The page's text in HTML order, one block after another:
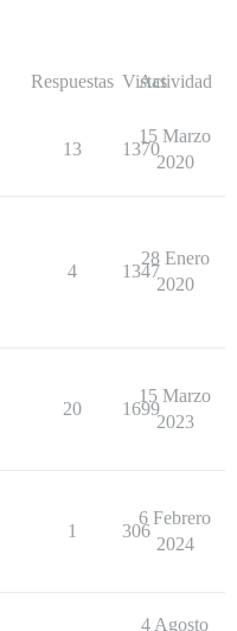
Respuestas Vistas
Actividad
13 1370
15 Marzo
2020
4 1347
28 Enero
2020
20 1699
15 Marzo
2023
1 306
6 Febrero
2024
4 Agosto